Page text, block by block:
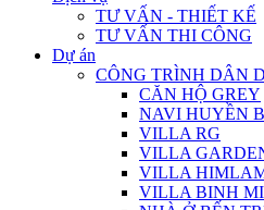
TƯ VẤN - THIẾT KẾ
TƯ VẤN THI CÔNG
Dự án
CÔNG TRÌNH DÂN
CĂN HỘ GREY
NAVI HUYỀN
VILLA RG
VILLA
VILLA
VILLA BINH